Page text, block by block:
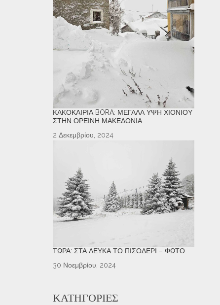
ΚΑΚΟΚΑΙΡΊΑ BORA: ΜΕΓΆΛΑ ΎΨΗ ΧΙΟΝΙΟΎ
ΣΤΗΝ ΟΡΕΙΝΉ ΜΑΚΕΔΟΝΊΑ
2 Δεκεμβρίου, 2024
ΤΏΡΑ: ΣΤΑ ΛΕΥΚΆ ΤΟ ΠΙΣΟΔΈΡΙ – ΦΩΤΌ
30 Νοεμβρίου, 2024
ΚΑΤΗΓΟΡΊΕΣ